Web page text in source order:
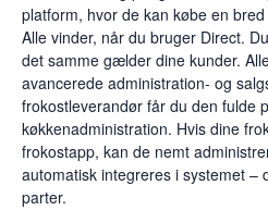
platform, hvor de kan købe en
Alle vinder, når du bruger Direct.
det samme gælder dine kunder.
avancerede administration- og
frokostleverandør får du den fulde
køkkenadministration. Hvis dine
frokostapp, kan de nemt
automatisk integreres i systemet –
parter.